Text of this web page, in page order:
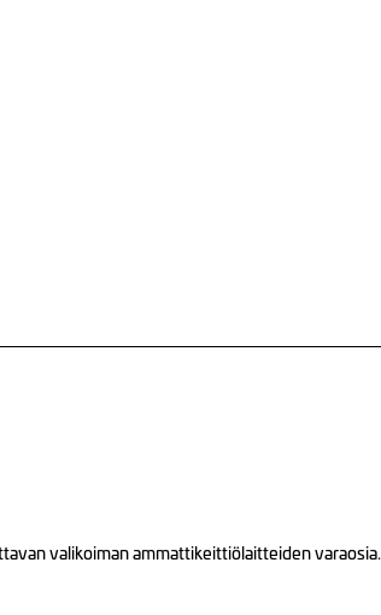
valikoiman ammattikeittiölaitteiden varaosia.